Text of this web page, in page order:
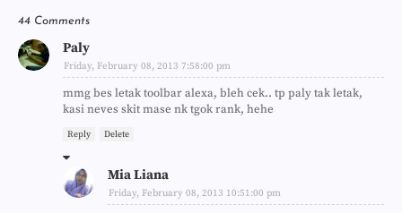
44 Comments
Paly
Friday, February 08, 2013 7:58:00 pm
mmg bes letak toolbar alexa, bleh cek.. tp paly tak letak,
kasi neves skit mase nk tgok rank, hehe
Reply Delete
Mia Liana
Friday, February 08, 2013 10:51:00 pm